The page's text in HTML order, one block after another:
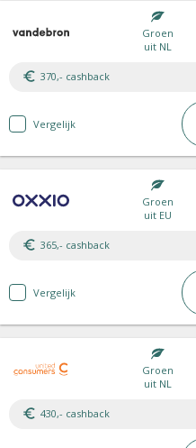
Groen
uit NL
370,- cashback
Vergelijk
Groen
uit EU
365,- cashback
Vergelijk
Groen
uit NL
430,- cashback